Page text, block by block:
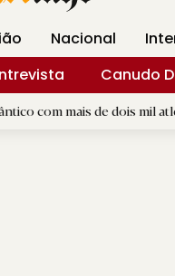
Nacional
Canudo
de dois mil atletas |